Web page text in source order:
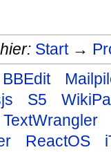
Start→
BBEdit
S5
TextWrangler
ReactOS